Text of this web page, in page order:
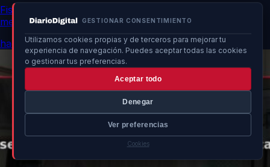
GESTIONAR CONSENTIMIENTO
Utilizamos cookies propias y de terceros para mejorar tu
experiencia de navegación. Puedes aceptar todas las cookies
o gestionar tus preferencias.
Aceptar todo
Denegar
Ver preferencias
Cookies
Fiscalía intervendrá ante rechazo de comunidades a
menores en Ceuta
hace 15h